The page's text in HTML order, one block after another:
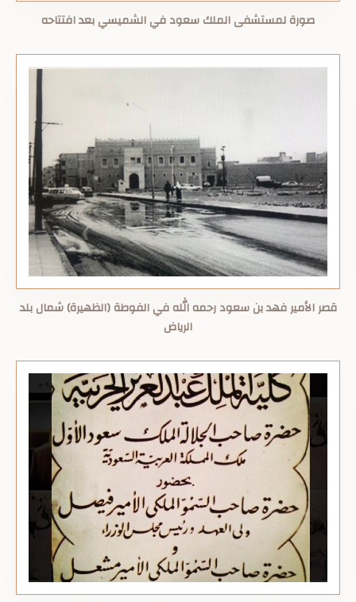
صورة لمستشفى الملك سعود في الشميسي بعد افتتاحه
قصر الأمير فهد بن سعود رحمه الله في الفوطة (الظهيرة) شمال بلد
الرياض